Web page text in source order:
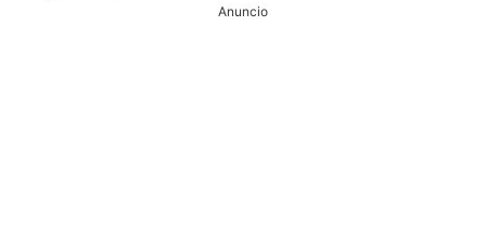
Anuncio